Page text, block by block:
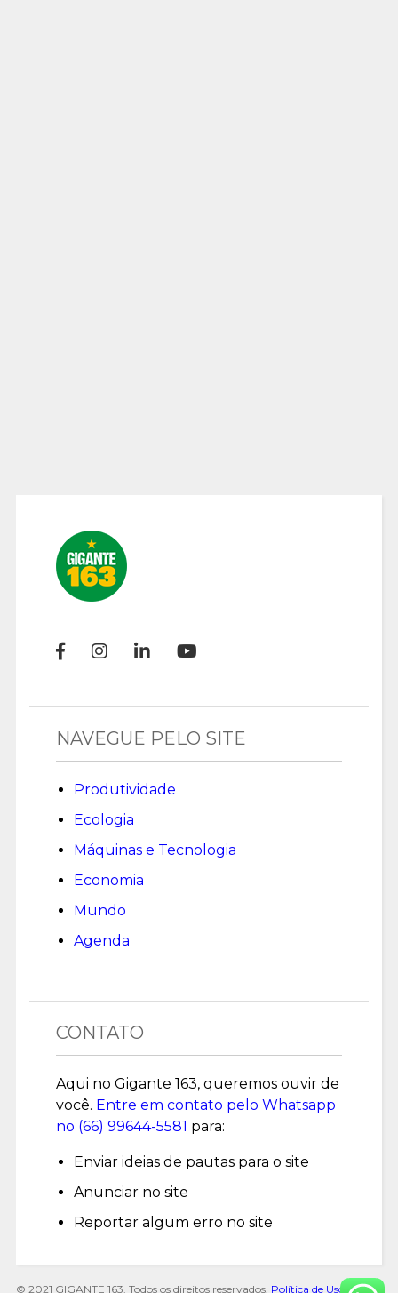
NAVEGUE PELO SITE
Produtividade
Ecologia
Máquinas e Tecnologia
Economia
Mundo
Agenda
CONTATO
Aqui no Gigante 163, queremos ouvir de
você. Entre em contato pelo Whatsapp
no (66) 99644-5581 para:
Enviar ideias de pautas para o site
Anunciar no site
Reportar algum erro no site
© 2021 GIGANTE 163. Todos os direitos reservados. Política de Uso de